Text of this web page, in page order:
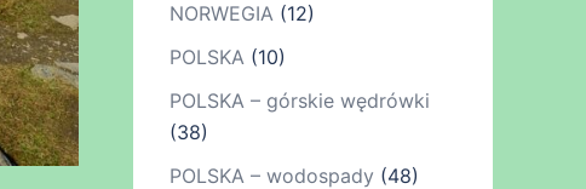
NORWEGIA(12)
POLSKA(10)
POLSKA – górskie wędrówki
(38)
POLSKA – wodospady (48)